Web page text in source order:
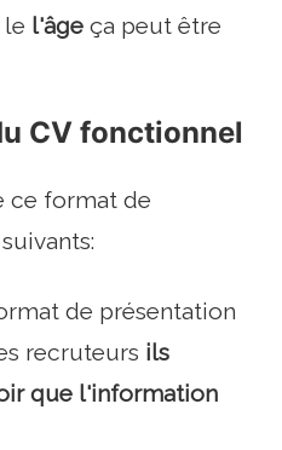
le l'âge ça peut être
CV fonctionnel
ce format de
de présentation
recruteurs ils
que l'information